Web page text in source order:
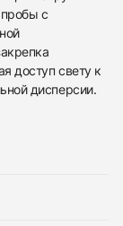
пробы с
доступ свету к
дисперсии.